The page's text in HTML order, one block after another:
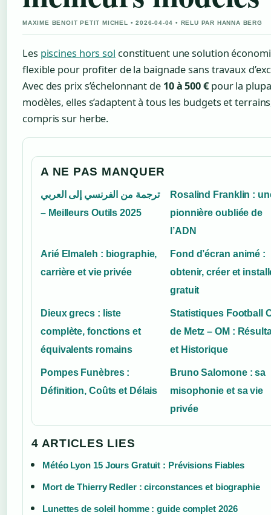
MAXIME BENOIT PETIT MICHEL • 2026-04-04 • RELU PAR HANNA BERG
Les piscines hors sol constituent une solution
flexible pour profiter de la baignade sans travaux
Avec des prix s’échelonnant de 10 à 500 €pour la
modèles, elles s’adaptent à tous les budgets et
compris sur herbe.
A NE PAS MANQUER
ترجمة من الفرنسي إلى العربي
– Meilleurs Outils 2025
Rosalind Franklin :
pionnière oubliée de
l’ADN
Arié Elmaleh : biographie,
carrière et vie privée
Fond d’écran animé :
obtenir, créer et
gratuit
Dieux grecs : liste
complète, fonctions et
équivalents romains
Statistiques Football
de Metz – OM :
et Historique
Pompes Funèbres :
Définition, Coûts et Délais
Bruno Salomone : sa
misophonie et sa vie
privée
4 ARTICLES LIES
Météo Lyon 15 Jours Gratuit : Prévisions Fiables
Mort de Thierry Redler : circonstances et biographie
Lunettes de soleil homme : guide complet 2026